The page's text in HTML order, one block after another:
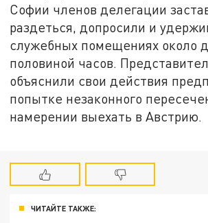
Софии членов делегации
раздеться, допросили и
служебных помещениях около
половиной часов.
объяснили свои действия
попытке незаконного
намерении выехать в Австрию.
ЧИТАЙТЕ ТАКЖЕ: